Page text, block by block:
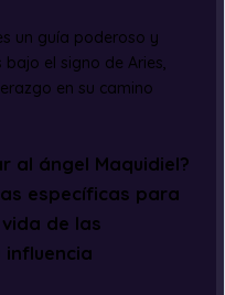
un guía poderoso y
el signo de Aries,
en su camino
al ángel Maquidiel?
específicas para
de las